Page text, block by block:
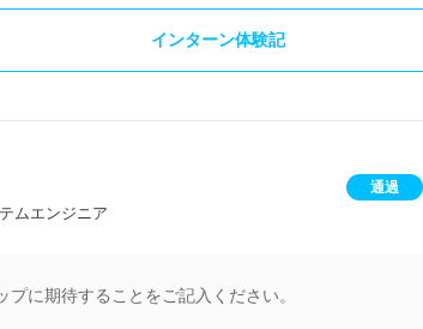
インターン体験記
ムエンジニア
通過
に期待することをご記入ください。